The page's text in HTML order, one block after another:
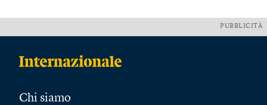
PUBBLICITÀ
Chi siamo